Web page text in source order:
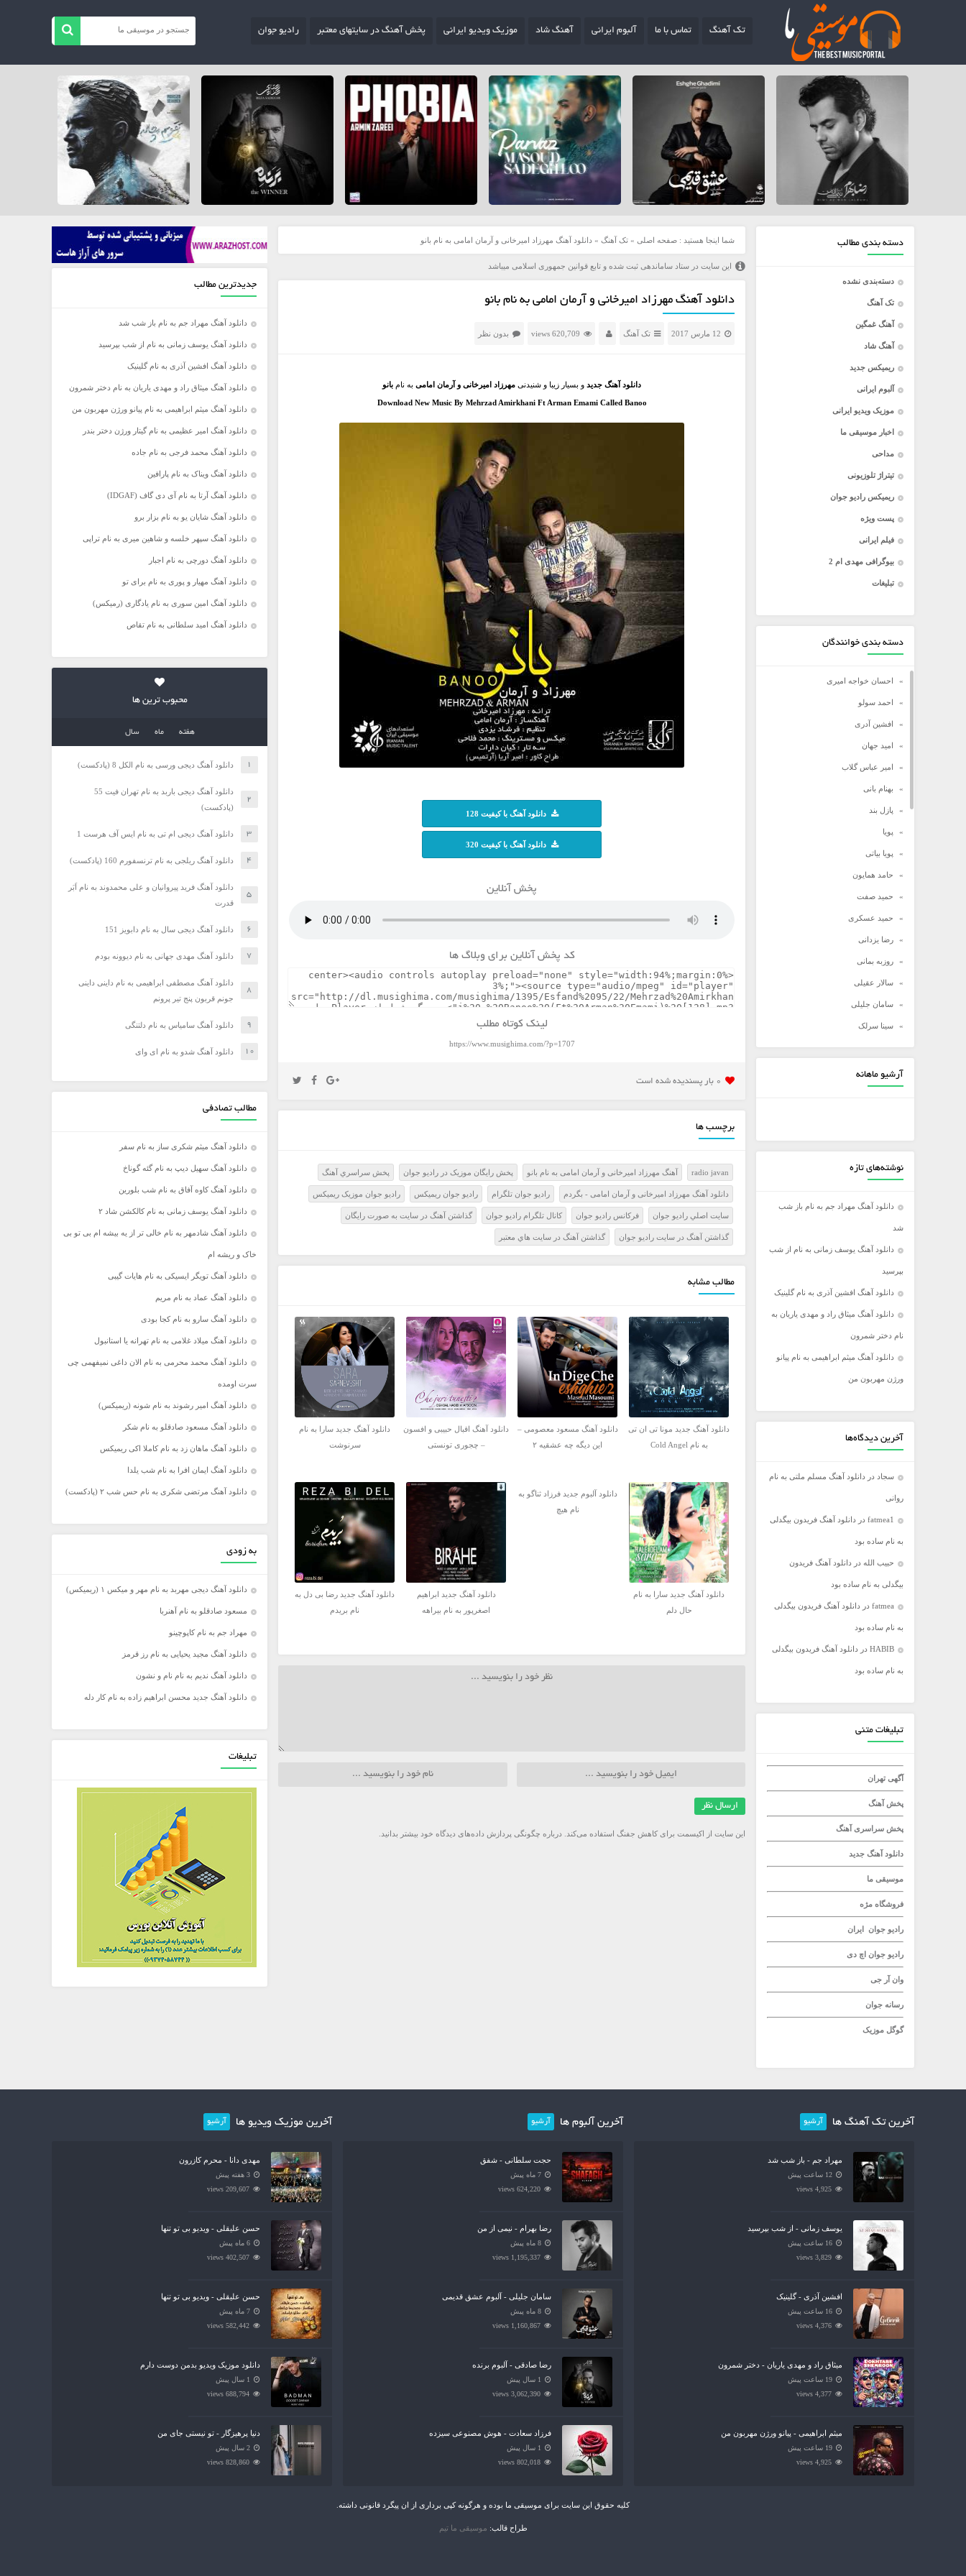
تک آهنگ تماس با ما آلبوم ایرانی آهنگ شاد موزیک ویدیو ایرانی پخش آهنگ در سایتهای معتبر رادیو جوان
دسته بندی مطالب
دسته‌بندی نشده
تک آهنگ
آهنگ غمگین
آهنگ شاد
ریمیکس جدید
آلبوم ایرانی
موزیک ویدیو ایرانی
اخبار موسیقی ما
مداحی
تیتراژ تلوزیونی
ریمیکس رادیو جوان
پست ویژه
فیلم ایرانی
بیوگرافی مهدی ام 2
تبلیغات
دسته بندی خوانندگان
احسان خواجه امیری
احمد سولو
افشین آدری
امید جهان
امیر عباس گلاب
بهنام بانی
پازل بند
پویا
پویا بیاتی
حامد همایون
حمید صفت
حمید عسکری
رضا یزدانی
روزبه بمانی
سالار عقیلی
سامان جلیلی
سینا سرلک
شادمهر عقیلی
محسن ابراهیم زاده
محسن چاووشی
محمد رضا گلزار
محمد علیزاده
مرتضی اشرفی
مرتضی سرمدی
مهدی جهانی
مهدی یغمایی
میثم ابراهیمی
میلاد راستاد
آرشیو ماهانه
نوشته‌های تازه
دانلود آهنگ مهراد جم به نام باز شب
شد
دانلود آهنگ یوسف زمانی به نام از شب
بپرسید
دانلود آهنگ افشین آذری به نام گلینیک
دانلود آهنگ میثاق راد و مهدی یاریان به
نام دختر شمرون
دانلود آهنگ میثم ابراهیمی به نام پیانو
ورژن مهربون من
آخرین دیدگاه‌ها
سجاد در دانلود آهنگ مسلم ملتی به نام
روانی
fatmea1 در دانلود آهنگ فریدون بیگدلی
به نام ساده بود
حبیب الله در دانلود آهنگ فریدون
بیگدلی به نام ساده بود
fatmea در دانلود آهنگ فریدون بیگدلی
به نام ساده بود
HABIB در دانلود آهنگ فریدون بیگدلی
به نام ساده بود
تبلیغات متنی
آگهی تهران
پخش آهنگ
پخش سراسری آهنگ
دانلود آهنگ جدید
موسیقی ما
فروشگاه مژه
رادیو جوان ایران
رادیو جوان اچ دی
وان آر جی
رسانه جوان
گوگل موزیک
شما اینجا هستید : صفحه اصلی » تک آهنگ » دانلود آهنگ مهرزاد امیرخانی و آرمان امامی به نام بانو
این سایت در ستاد ساماندهی ثبت شده و تابع قوانین جمهوری اسلامی میباشد
دانلود آهنگ مهرزاد امیرخانی و آرمان امامی به نام بانو
12 مارس 2017 تک آهنگ 620,709 views بدون نظر
دانلود آهنگ جدید و بسیار زیبا و شنیدنی مهرزاد امیرخانی و آرمان امامی به نام بانو
Download New Music By Mehrzad Amirkhani Ft Arman Emami Called Banoo
دانلود آهنگ با کیفیت 128
دانلود آهنگ با کیفیت 320
پخش آنلاین
کد پخش آنلاین برای وبلاگ ها
لینک کوتاه مطلب
https://www.musighima.com/?p=1707
0 بار پسنديده شده است
برچسب ها
radio javan آهنگ مهرزاد امیرخانی و آرمان امامی به نام بانو پخش رايگان موزيک در راديو جوان پخش سراسري آهنگ
دانلود آهنگ مهرزاد امیرخانی و آرمان امامی - بگردم راديو جوان تلگرام راديو جوان ريميکس راديو جوان موزيک ريميکس
سايت اصلي راديو جوان فرکانس راديو جوان کانال تلگرام راديو جوان گذاشتن آهنگ در سايت به صورت رايگان
گذاشتن آهنگ در سايت راديو جوان گذاشتن آهنگ در سايت هاي معتبر
مطالب مشابه
دانلود آهنگ جدید مونا تی ان تی
به نام Cold Angel
دانلود آهنگ مسعود معصومی –
این دیگه چه عشقیه ۲
دانلود آهنگ اقبال حبیبی و افسون
– چجوری تونستی
دانلود آهنگ جدید سارا به نام
سرنوشت
دانلود آهنگ جدید سارا به نام
حال دلم
دانلود آلبوم جدید فرزاد ثناگو به
نام هیچ
دانلود آهنگ جدید ابراهیم
اصغرپور به نام بیراهه
دانلود آهنگ جدید رضا بی دل به
نام بریدم
این سایت از اکیسمت برای کاهش جفنگ استفاده می‌کند. درباره چگونگی پردازش داده‌های دیدگاه خود بیشتر بدانید.
جدیدترین مطالب
دانلود آهنگ مهراد جم به نام باز شب شد
دانلود آهنگ یوسف زمانی به نام از شب بپرسید
دانلود آهنگ افشین آذری به نام گلینیک
دانلود آهنگ میثاق راد و مهدی یاریان به نام دختر شمرون
دانلود آهنگ میثم ابراهیمی به نام پیانو ورژن مهربون من
دانلود آهنگ امیر عظیمی به نام گیتار ورژن دختر بندر
دانلود آهنگ محمد فرجی به نام جاده
دانلود آهنگ ویناک به نام پارافین
دانلود آهنگ آرتا به نام آی دی گاف (IDGAF)
دانلود آهنگ شایان یو به نام بزار برو
دانلود آهنگ سپهر خلسه و شاهین میری به نام تراپی
دانلود آهنگ دورچی به نام اجبار
دانلود آهنگ مهیار و پوری به نام برای تو
دانلود آهنگ امین سوری به نام یادگاری (رمیکس)
دانلود آهنگ امید سلطانی به نام تقاص
محبوب ترین ها
هفته ماه سال
دانلود آهنگ دیجی ورسی به نام الکل 8 (پادکست)
دانلود آهنگ دیجی باربد به نام تهران فیت 55
(پادکست)
دانلود آهنگ دیجی ام تی به نام ایس آف هرست 1
دانلود آهنگ ریلجی به نام ترنسفورم 160 (پادکست)
دانلود آهنگ فرید پیروانیان و علی محمدوند به نام اَبَر
قدرت
دانلود آهنگ دیجی سال به نام دابویز 151
دانلود آهنگ مهدی جهانی به نام دیوونه بودم
دانلود آهنگ مصطفی ابراهیمی به نام داینی داینی
جونم قربون پنج تیر پرونم
دانلود آهنگ سامیاس به نام دلتنگی
دانلود آهنگ شدو به نام ای وای
مطالب تصادفی
دانلود آهنگ میثم شکری ساز به نام سفر
دانلود آهنگ سهیل دیپ به نام گئه گوناخ
دانلود آهنگ کاوه آفاق به نام شب بلورین
دانلود آهنگ یوسف زمانی به نام کالکشن شاد ۲
دانلود آهنگ شادمهر به نام خالی تر از یه بیشه ام بی تو بی
خاک و ریشه ام
دانلود آهنگ تویگر ایسیکی به نام هایات گیبی
دانلود آهنگ عماد به نام مریم
دانلود آهنگ سارو به نام كجا بودى
دانلود آهنگ میلاد غلامی به نام تهرانه یا استانبول
دانلود آهنگ محمد محرمی به نام الان داغی نمیفهمی چی
سرت اومده
دانلود آهنگ امیر رشوند به نام شونه (ریمیکس)
دانلود آهنگ مسعود صادقلو به نام شکر
دانلود آهنگ ماهان زد به نام کاملا اکی ریمیکس
دانلود آهنگ ایمان افرا به نام شب یلدا
دانلود آهنگ مرتضی شکری به نام حس شب ۲ (پادکست)
به زودی
دانلود آهنگ دیجی مهربد به نام مهر و میکس ۱ (ریمیکس)
مسعود صادقلو به نام آهنربا
مهراد جم به نام کاپوچینو
دانلود آهنگ مجید یحیایی به نام رز قرمز
دانلود آهنگ ندیم به نام نام و نشون
دانلود آهنگ جدید محسن ابراهیم زاده به نام کار دله
تبلیغات
آخرین تک آهنگ ها آرشیو
مهراد جم - باز شب شد
12 ساعت پیش
4,925 views
یوسف زمانی - از شب بپرسید
16 ساعت پیش
3,829 views
افشین آذری - گلینیک
16 ساعت پیش
4,376 views
میثاق راد و مهدی یاریان - دختر شمرون
19 ساعت پیش
4,377 views
میثم ابراهیمی - پیانو ورژن مهربون من
19 ساعت پیش
4,925 views
آخرین آلبوم ها آرشیو
حجت سلطانی - شفق
7 ماه پیش
624,220 views
رضا بهرام - نیمی از من
8 ماه پیش
1,195,337 views
سامان جلیلی - آلبوم عشق قدیمی
8 ماه پیش
1,160,867 views
رضا صادقی - آلبوم برنده
1 سال پیش
3,062,390 views
فرزاد سعادت - هوش مصنوعی سیزده
1 سال پیش
802,018 views
آخرین موزیک ویدیو ها آرشیو
مهدی دانا - محرم کازرون
3 هفته پیش
209,607 views
حسن علیقلی - ویدیو بی تو تنها
6 ماه پیش
402,507 views
حسن علیقلی - ویدیو بی تو تنها
7 ماه پیش
582,442 views
دانلود موزیک ویدیو بدمن دوست دارم
1 سال پیش
688,794 views
دنیا پرهیزگار - تو نیستی جای من
2 سال پیش
828,860 views
کلیه حقوق این سایت برای موسیقی ما بوده و هرگونه کپی برداری از ان پیگرد قانونی داشته.
طراح قالب: موسیقی ما تیم